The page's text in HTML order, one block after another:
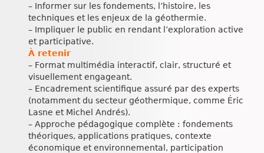
– Informer sur les fondements, l’histoire, les
techniques et les enjeux de la géothermie.
– Impliquer le public en rendant l’exploration active
et participative.
À retenir
– Format multimédia interactif, clair, structuré et
visuellement engageant.
– Encadrement scientifique assuré par des experts
(notamment du secteur géothermique, comme Éric
Lasne et Michel Andrés).
– Approche pédagogique complète : fondements
théoriques, applications pratiques, contexte
économique et environnemental, participation